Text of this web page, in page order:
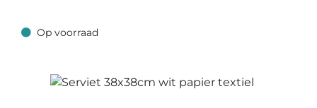
Op voorraad
Op voorraad